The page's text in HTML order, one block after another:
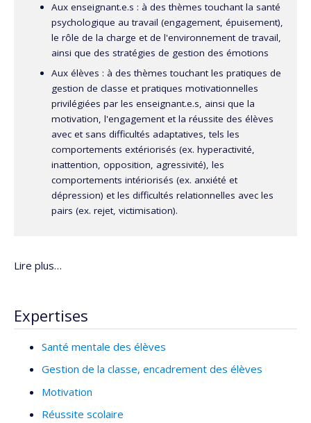
Aux enseignant.e.s : à des thèmes touchant la santé
psychologique au travail (engagement, épuisement),
le rôle de la charge et de l'environnement de travail,
ainsi que des stratégies de gestion des émotions
Aux élèves : à des thèmes touchant les pratiques de
gestion de classe et pratiques motivationnelles
privilégiées par les enseignant.e.s, ainsi que la
motivation, l'engagement et la réussite des élèves
avec et sans difficultés adaptatives, tels les
comportements extériorisés (ex. hyperactivité,
inattention, opposition, agressivité), les
comportements intériorisés (ex. anxiété et
dépression) et les difficultés relationnelles avec les
pairs (ex. rejet, victimisation).
Lire plus…
Expertises
Santé mentale des élèves
Gestion de la classe, encadrement des élèves
Motivation
Réussite scolaire